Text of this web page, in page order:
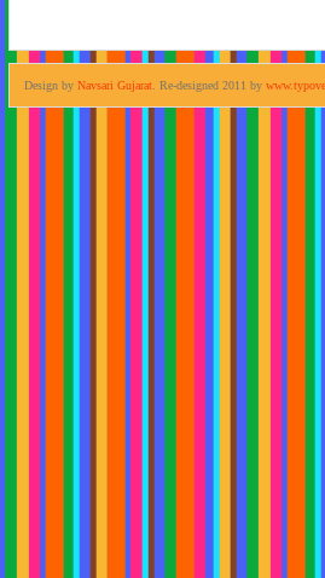
Design by Navsari Gujarat. Re-designed 2011 by